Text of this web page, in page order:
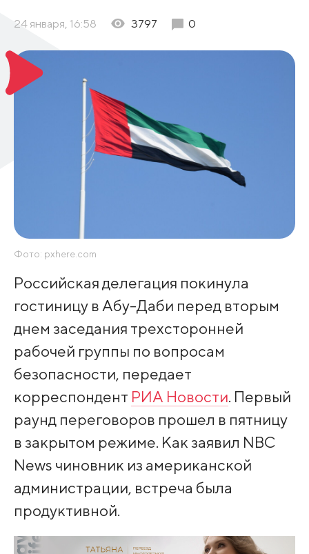
24 января, 16:58 3797 0
Фото: pxhere.com
Российская делегация покинула
гостиницу в Абу-Даби перед вторым
днем заседания трехсторонней
рабочей группы по вопросам
безопасности, передает
корреспондент РИА Новости. Первый
раунд переговоров прошел в пятницу
в закрытом режиме. Как заявил NBC
News чиновник из американской
администрации, встреча была
продуктивной.